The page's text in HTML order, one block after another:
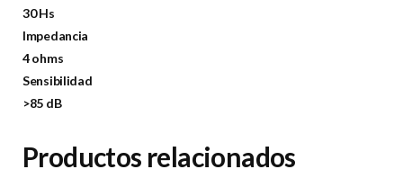
30 Hs
Impedancia
4 ohms
Sensibilidad
>85 dB
Productos relacionados